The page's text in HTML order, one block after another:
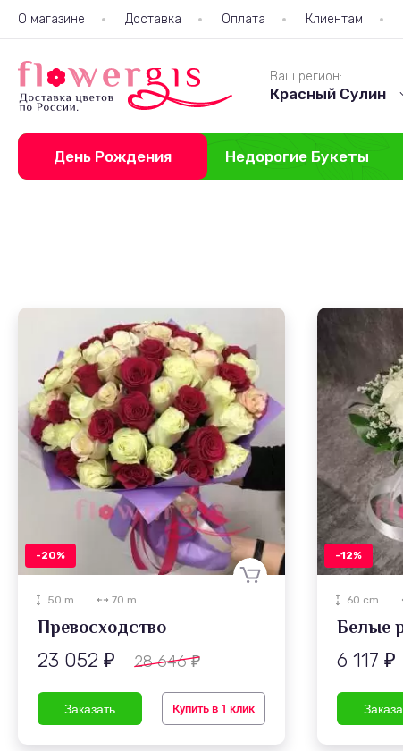
О магазине Доставка Оплата Клиентам
Ваш регион:
Красный Сулин
День Рождения Недорогие Букеты
-20%
50 m 70 m
Превосходство
23 052 ₽ 28 646₽
Купить в 1 клик
-12%
60 cm
Белые
6 117 ₽